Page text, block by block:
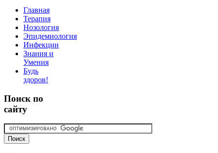
Главная
Терапия
Нозология
Эпидемиология
Инфекции
Знания и
Умения
Будь
здоров!
Поиск по
сайту